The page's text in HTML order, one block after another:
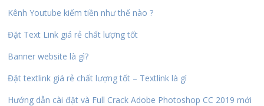
Kênh Youtube kiếm tiền như thế nào ?
Đặt Text Link giá rẻ chất lượng tốt
Banner website là gì?
Đặt textlink giá rẻ chất lượng tốt – Textlink là gì
Hướng dẫn cài đặt và Full Crack Adobe Photoshop CC 2019 mới